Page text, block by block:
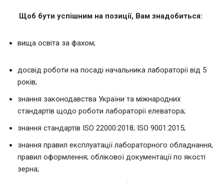
Щоб бути успішним на позиції, Вам знадобиться:
вища освіта за фахом;
досвід роботи на посаді начальника лабораторії від 5
років;
знання законодавства України та міжнародних
стандартів щодо роботи лабораторії елеватора;
знання стандартів ISO 22000:2018; ISO 9001:2015;
знання правил експлуатації лабораторного обладнання,
правил оформлення; облікової документації по якості
зерна;